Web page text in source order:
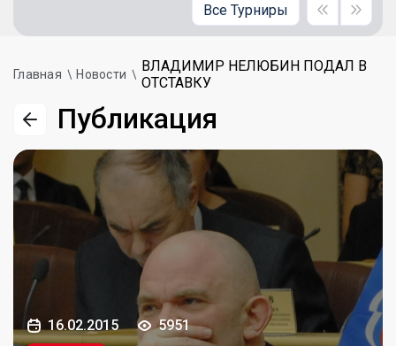
Все Турниры
Главная Новости
ВЛАДИМИР НЕЛЮБИН ПОДАЛ В
ОТСТАВКУ
Публикация
16.02.2015
5951